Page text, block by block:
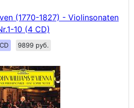
(1770-1827) - Violinsonaten
10 (4 CD)
9899 руб.